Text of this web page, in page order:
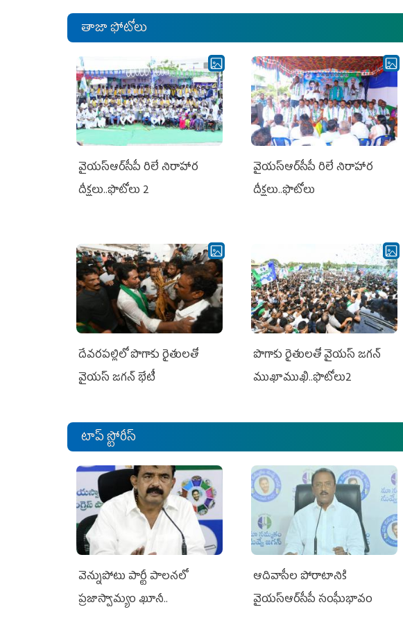
తాజా ఫోటోలు
వైయ‌స్ఆర్‌సీపీ రిలే నిరాహార
దీక్షలు..ఫొటోలు 2
వైయ‌స్ఆర్‌సీపీ రిలే నిరాహార
దీక్షలు..ఫొటోలు
దేవరపల్లిలో పొగాకు రైతులతో
వైయస్ జగన్ భేటీ
పొగాకు రైతుల‌తో వైయ‌స్ జ‌గ‌న్
ముఖాముఖి..ఫొటోలు2
టాప్ స్టోరీస్
వెన్నుపోటు పార్టీ పాలనలో
ప్రజాస్వామ్యం ఖూనీ..
ఆదివాసీల పోరాటానికి
వైయ‌స్ఆర్‌సీపీ సంఘీభావం